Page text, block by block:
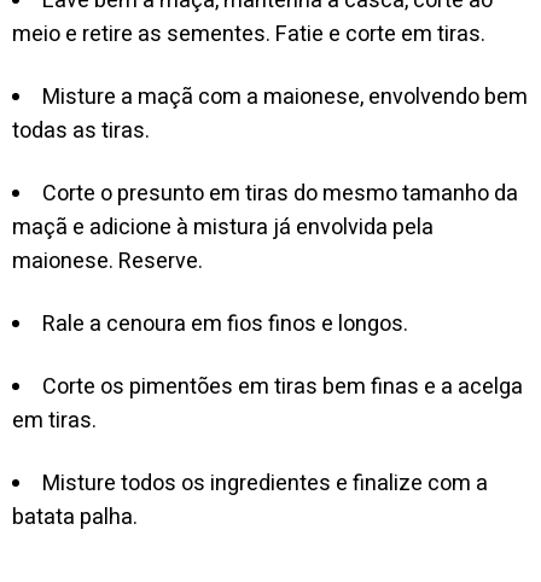
meio e retire as sementes. Fatie e corte em tiras.
Misture a maçã com a maionese, envolvendo bem
todas as tiras.
Corte o presunto em tiras do mesmo tamanho da
maçã e adicione à mistura já envolvida pela
maionese. Reserve.
Rale a cenoura em fios finos e longos.
Corte os pimentões em tiras bem finas e a acelga
em tiras.
Misture todos os ingredientes e finalize com a
batata palha.